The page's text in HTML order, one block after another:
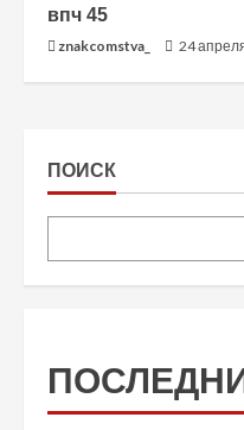
впч 45
znakcomstva_ 24
ПОИСК